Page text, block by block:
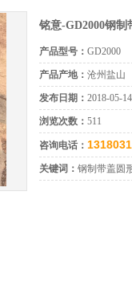
铭意-GD2000钢制
产品型号： GD2000
产品产地： 沧州盐山
发布日期： 2018-05-14
浏览次数： 511
咨询电话：
关键词： 钢制带盖圆